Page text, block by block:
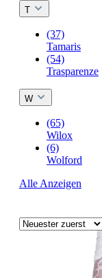
T
(37)
Tamaris
(54)
Trasparenze
W
(65)
Wilox
(6)
Wolford
Alle Anzeigen